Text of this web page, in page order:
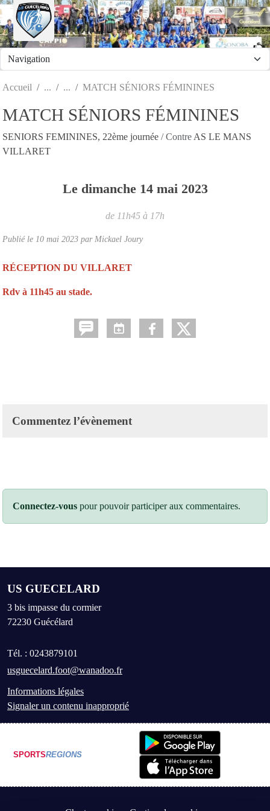
Accueil MATCH SÉNIORS FÉMININES
MATCH SÉNIORS FÉMININES
SENIORS FEMININES, 22ème journée / Contre AS LE MANS
VILLARET
Le dimanche 14 mai 2023
de 11h45 à 17h
Publié le 10 mai 2023 par Mickael Joury
RÉCEPTION DU VILLARET
Rdv à 11h45 au stade.
Commentez l’évènement
Connectez-vous pour pouvoir participer aux commentaires.
US GUECELARD
3 bis impasse du cormier
72230 Guécélard
Tél. : 0243879101
usguecelard.foot@wanadoo.fr
Informations légales
Signaler un contenu inapproprié
SPORTSREGIONS
Panneau de gestion des cookies